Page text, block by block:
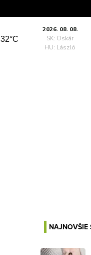
32°C
2026. 08. 08.
SK: Oskár
HU: László
NAJNOVŠIE